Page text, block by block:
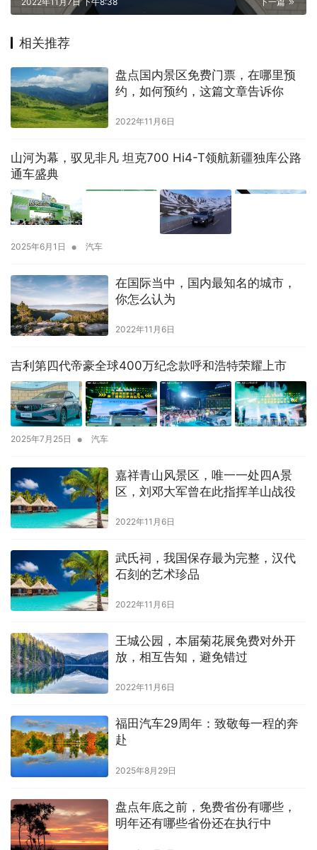
相关推荐
盘点国内景区免费门票，在哪里预
约，如何预约，这篇文章告诉你
2022年11月6日
山河为幕，驭见非凡 坦克700 Hi4-T领航新疆独库公路
通车盛典
2025年6月1日 • 汽车
在国际当中，国内最知名的城市，
你怎么认为
2022年11月6日
吉利第四代帝豪全球400万纪念款呼和浩特荣耀上市
2025年7月25日 • 汽车
嘉祥青山风景区，唯一一处四A景
区，刘邓大军曾在此指挥羊山战役
2022年11月6日
武氏祠，我国保存最为完整，汉代
石刻的艺术珍品
2022年11月6日
王城公园，本届菊花展免费对外开
放，相互告知，避免错过
2022年11月6日
福田汽车29周年：致敬每一程的奔
赴
2025年8月29日
盘点年底之前，免费省份有哪些，
明年还有哪些省份还在执行中